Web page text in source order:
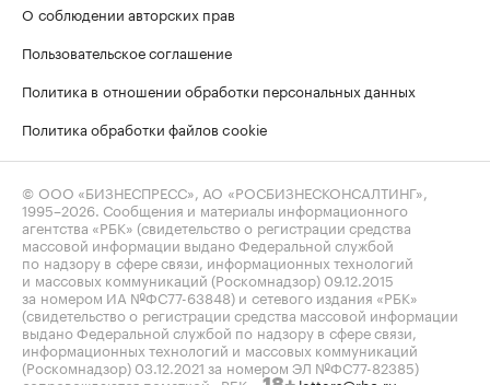
О соблюдении авторских прав
Пользовательское соглашение
Политика в отношении обработки персональных данных
Политика обработки файлов cookie
© ООО «БИЗНЕСПРЕСС», АО «РОСБИЗНЕСКОНСАЛТИНГ»,
1995–2026 . Сообщения и материалы информационного
агентства «РБК» (свидетельство о регистрации средства
массовой информации выдано Федеральной службой
по надзору в сфере связи, информационных технологий
и массовых коммуникаций (Роскомнадзор) 09.12.2015
за номером ИА №ФС77-63848) и сетевого издания «РБК»
(свидетельство о регистрации средства массовой информации
выдано Федеральной службой по надзору в сфере связи,
информационных технологий и массовых коммуникаций
(Роскомнадзор) 03.12.2021 за номером ЭЛ №ФС77-82385)